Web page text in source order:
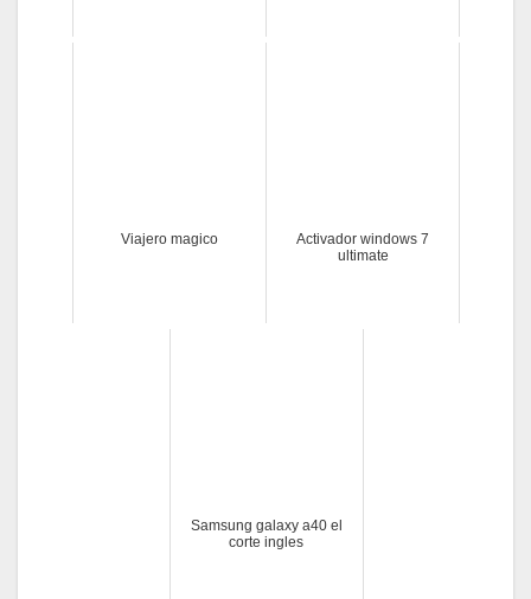
Viajero magico
Activador windows 7
ultimate
Samsung galaxy a40 el
corte ingles